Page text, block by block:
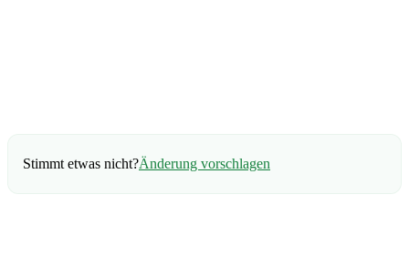
Stimmt etwas nicht?Änderung vorschlagen